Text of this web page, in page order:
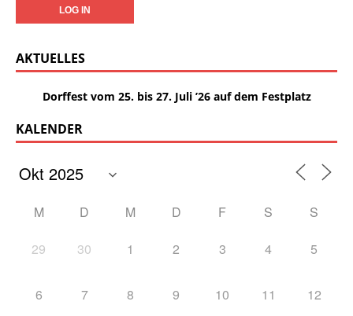
AKTUELLES
Dorffest vom 25. bis 27. Juli ’26 auf dem Festplatz
KALENDER
M D M D F S S
29 30 1 2 3 4 5
6 7 8 9 10 11 12